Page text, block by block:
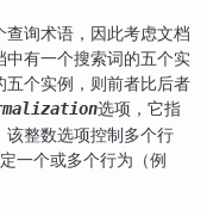
询术语，因此考虑文档
有一个搜索词的五个实
个实例，则前者比后者
选项，它指
该整数选项控制多个行
一个或多个行为（例